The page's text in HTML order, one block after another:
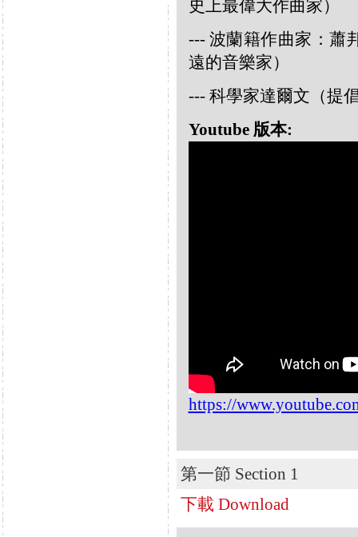
史上最偉大作曲家）
--- 波蘭籍作曲家：蕭
遠的音樂家）
--- 科學家達爾文（提
Youtube 版本:
https://
第一節 Section 1
下載 Download